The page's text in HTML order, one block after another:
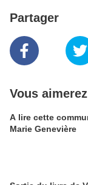
Partager
Vous
A lire cette
Marie Genevière